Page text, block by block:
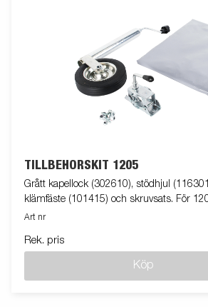
TILLBEHÖRSKIT 1205
Grått kapellock (302610), stödhjul
klämfäste (101415) och skruvsats. För
Art nr
Rek. pris
Köp